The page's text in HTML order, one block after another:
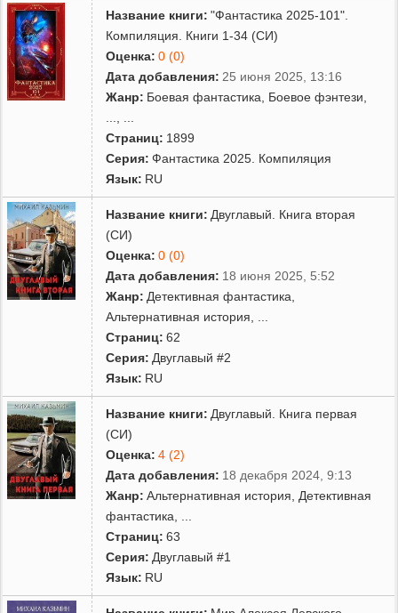
Название книги: "Фантастика 2025-101".
Компиляция. Книги 1-34 (СИ)
Оценка: 0 (0)
Дата добавления: 25 июня 2025, 13:16
Жанр: Боевая фантастика Боевое фэнтези
Страниц: 1899
Серия: Фантастика 2025. Компиляция
Язык: RU
Название книги: Двуглавый. Книга вторая
(СИ)
Оценка: 0 (0)
Дата добавления: 18 июня 2025, 5:52
Жанр: Детективная фантастика
Альтернативная история
Страниц: 62
Серия: Двуглавый #2
Язык: RU
Название книги: Двуглавый. Книга первая
(СИ)
Оценка: 4 (2)
Дата добавления: 18 декабря 2024, 9:13
Жанр: Альтернативная история
Детективная
фантастика
Страниц: 63
Серия: Двуглавый #1
Язык: RU